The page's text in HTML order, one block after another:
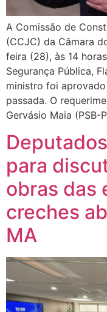
A Comissão de
(CCJC) da Câmara
feira (28), às 14
Segurança Pública,
ministro foi
passada. O
Gervásio Maia (PSB-
para
obras das
creches
MA